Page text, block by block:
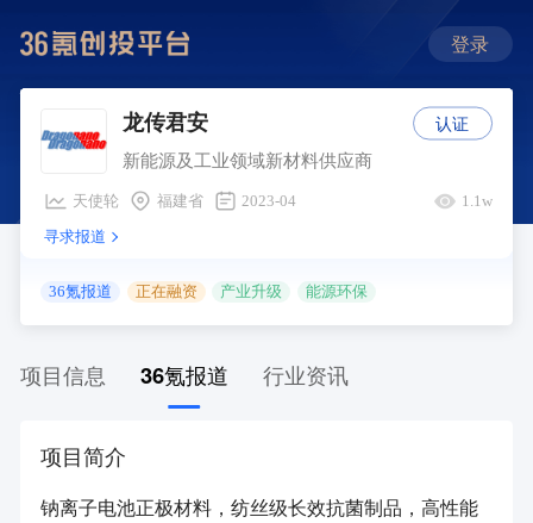
登录
龙传君安
新能源及工业领域新材料供应商
天使轮 福建省 2023-04 1.1w
寻求报道
36氪报道 正在融资 产业升级 能源环保
认证
项目信息 36氪报道 行业资讯
项目简介
钠离子电池正极材料，纺丝级长效抗菌制品，高性能